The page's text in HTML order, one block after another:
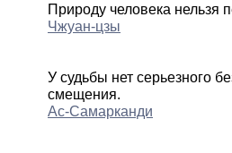
Природу человека нельзя
Чжуан-цзы
У судьбы нет серьезного
смещения.
Ас-Самарканди